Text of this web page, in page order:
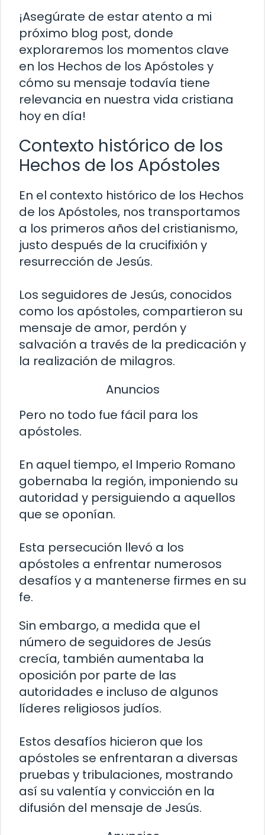
¡Asegúrate de estar atento a mi
próximo blog post, donde
exploraremos los momentos clave
en los Hechos de los Apóstoles y
cómo su mensaje todavía tiene
relevancia en nuestra vida cristiana
hoy en día!
Contexto histórico de los
Hechos de los Apóstoles
En el contexto histórico de los Hechos
de los Apóstoles, nos transportamos
a los primeros años del cristianismo,
justo después de la crucifixión y
resurrección de Jesús.
Los seguidores de Jesús, conocidos
como los apóstoles, compartieron su
mensaje de amor, perdón y
salvación a través de la predicación y
la realización de milagros.
Anuncios
Pero no todo fue fácil para los
apóstoles.
En aquel tiempo, el Imperio Romano
gobernaba la región, imponiendo su
autoridad y persiguiendo a aquellos
que se oponían.
Esta persecución llevó a los
apóstoles a enfrentar numerosos
desafíos y a mantenerse firmes en su
fe.
Sin embargo, a medida que el
número de seguidores de Jesús
crecía, también aumentaba la
oposición por parte de las
autoridades e incluso de algunos
líderes religiosos judíos.
Estos desafíos hicieron que los
apóstoles se enfrentaran a diversas
pruebas y tribulaciones, mostrando
así su valentía y convicción en la
difusión del mensaje de Jesús.